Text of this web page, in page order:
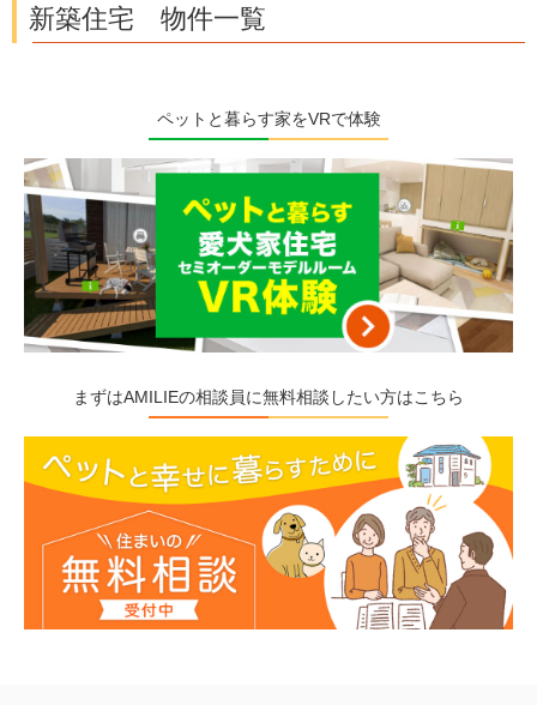
新築住宅 物件一覧
ペットと暮らす家をVRで体験
まずはAMILIEの相談員に無料相談したい方はこちら